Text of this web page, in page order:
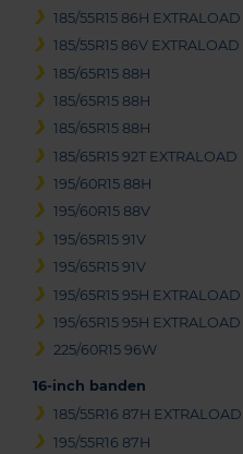
185/55R15 86H EXTRALOAD
185/55R15 86V EXTRALOAD
185/65R15 88H
185/65R15 88H
185/65R15 88H
185/65R15 92T EXTRALOAD
195/60R15 88H
195/60R15 88V
195/65R15 91V
195/65R15 91V
195/65R15 95H EXTRALOAD
195/65R15 95H EXTRALOAD
225/60R15 96W
16-inch banden
185/55R16 87H EXTRALOAD
195/55R16 87H